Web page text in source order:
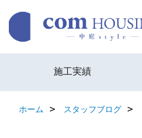
施工実績
ホーム スタッフブログ